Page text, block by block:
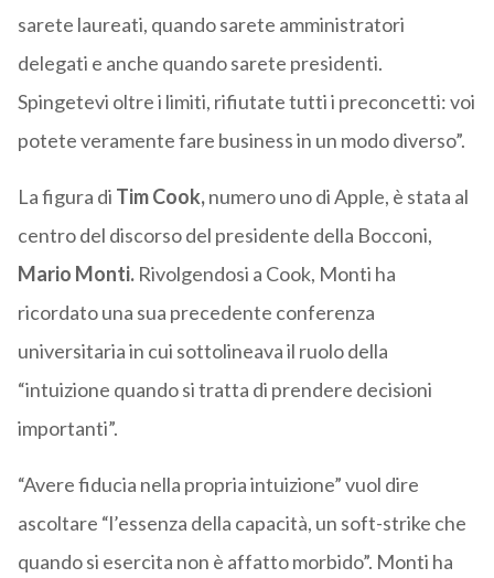
sarete laureati, quando sarete amministratori
delegati e anche quando sarete presidenti.
Spingetevi oltre i limiti, rifiutate tutti i preconcetti: voi
potete veramente fare business in un modo diverso”.
La figura di Tim Cook,numero uno di Apple, è stata al
centro del discorso del presidente della Bocconi,
Mario Monti. Rivolgendosi a Cook, Monti ha
ricordato una sua precedente conferenza
universitaria in cui sottolineava il ruolo della
“intuizione quando si tratta di prendere decisioni
importanti”.
“Avere fiducia nella propria intuizione” vuol dire
ascoltare “l’essenza della capacità, un soft-strike che
quando si esercita non è affatto morbido”. Monti ha